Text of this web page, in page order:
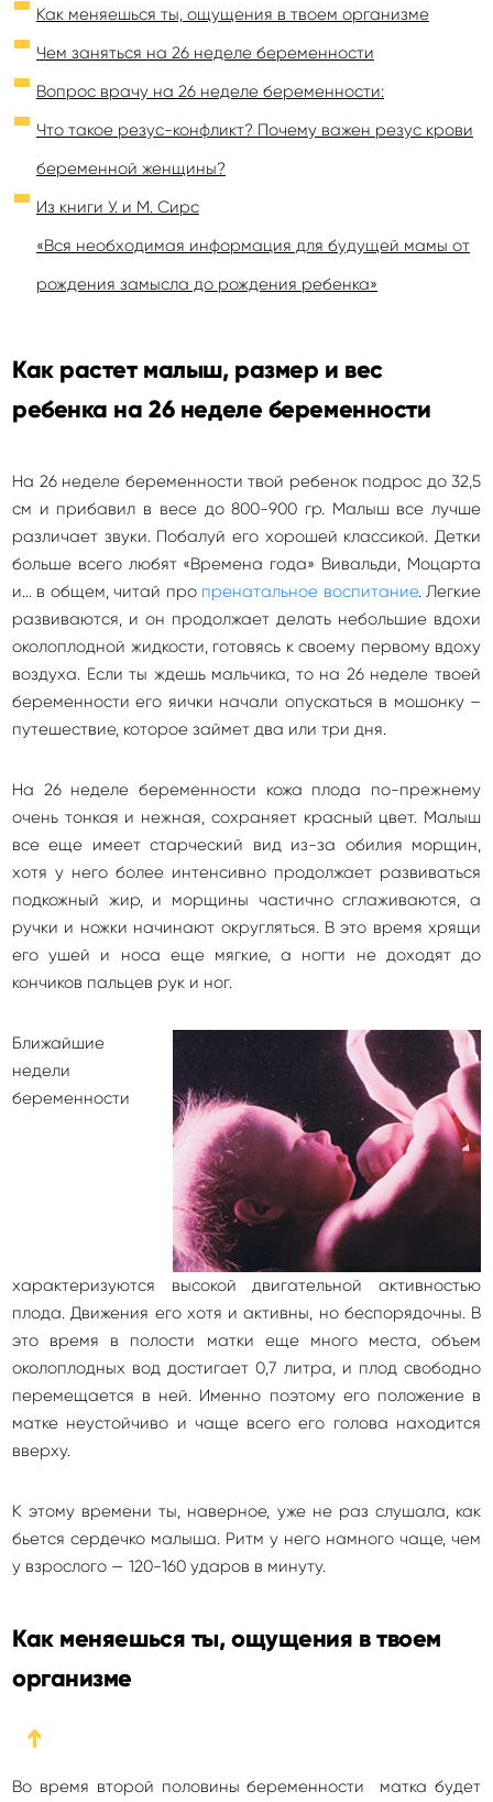
Как меняешься ты, ощущения в твоем организме
Чем заняться на 26 неделе беременности
Вопрос врачу на 26 неделе беременности:
Что такое резус-конфликт? Почему важен резус крови
беременной женщины?
Из книги У. и М. Сирс
«Вся необходимая информация для будущей мамы от
рождения замысла до рождения ребенка»
Как растет малыш, размер и вес
ребенка на 26 неделе беременности
На 26 неделе беременности твой ребенок подрос до 32,5
см и прибавил в весе до 800-900 гр. Малыш все лучше
различает звуки. Побалуй его хорошей классикой. Детки
больше всего любят «Времена года» Вивальди, Моцарта
и… в общем, читай про пренатальное воспитание. Легкие
развиваются, и он продолжает делать небольшие вдохи
околоплодной жидкости, готовясь к своему первому вдоху
воздуха. Если ты ждешь мальчика, то на 26 неделе твоей
беременности его яички начали опускаться в мошонку –
путешествие, которое займет два или три дня.
На 26 неделе беременности кожа плода по-прежнему
очень тонкая и нежная, сохраняет красный цвет. Малыш
все еще имеет старческий вид из-за обилия морщин,
хотя у него более интенсивно продолжает развиваться
подкожный жир, и морщины частично сглаживаются, а
ручки и ножки начинают округляться. В это время хрящи
его ушей и носа еще мягкие, а ногти не доходят до
кончиков пальцев рук и ног.
Ближайшие
недели
беременности
характеризуются высокой двигательной активностью
плода. Движения его хотя и активны, но беспорядочны. В
это время в полости матки еще много места, объем
околоплодных вод достигает 0,7 литра, и плод свободно
перемещается в ней. Именно поэтому его положение в
матке неустойчиво и чаще всего его голова находится
вверху.
К этому времени ты, наверное, уже не раз слушала, как
бьется сердечко малыша. Ритм у него намного чаще, чем
у взрослого — 120-160 ударов в минуту.
Как меняешься ты, ощущения в твоем
организме
➔
Во время второй половины беременности матка будет